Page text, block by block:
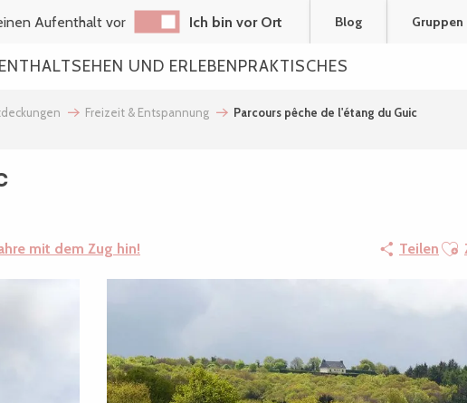
Aufenthalt vor Ich bin vor Ort Blog Gruppen
SEHEN UND ERLEBENPRAKTISCHES
Freizeit & Entspannung Parcours pêche de l'étang du Guic
mit dem Zug hin! Teilen